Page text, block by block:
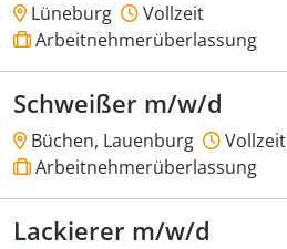
Lüneburg
Vollzeit
Arbeitnehmerüberlassung
Schweißer m/w/d
Büchen, Lauenburg
Vollzeit
Arbeitnehmerüberlassung
Lackierer m/w/d